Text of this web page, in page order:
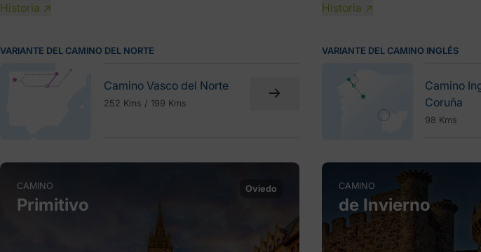
Historia ↗
VARIANTE DEL CAMINO DEL NORTE
Camino Vasco del Norte
252 Kms / 199 Kms
Historia ↗
VARIANTE DEL CAMINO INGLÉS
Camino
Coruña
98 Kms
CAMINO
Primitivo
Oviedo CAMINO
de Invierno